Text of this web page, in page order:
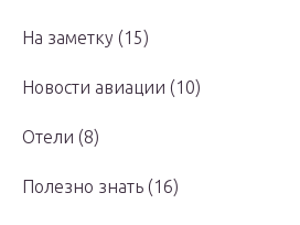
На заметку (15)
Новости авиации (10)
Отели (8)
Полезно знать (16)